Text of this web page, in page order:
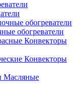
обогреватели
Конвекторы
Конвекторы
Масляные